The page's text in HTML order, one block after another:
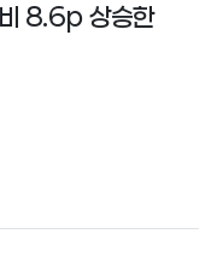
8.6p 상승한